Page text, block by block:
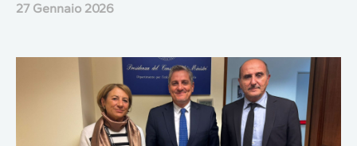
27 Gennaio 2026